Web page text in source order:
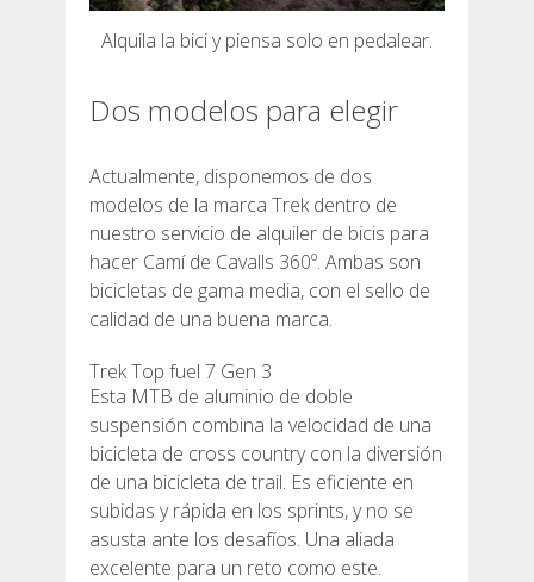
QUIÉNES SOMOS
COMPROMISO AMBIENTAL
PROYECTO DE CONSERVACIÓN
ESTUDIO SOBRE LOS PLÁSTICOS EN EL CAMÍ DE
CAVALLS
RECUPERACIÓN DE TORRENTES
Alquila la bici y piensa solo en pedalear.
Dos modelos para elegir
Actualmente, disponemos de dos
modelos de la marca Trek dentro de
nuestro servicio de alquiler de bicis para
hacer Camí de Cavalls 360º. Ambas son
bicicletas de gama media, con el sello de
calidad de una buena marca.
Trek Top fuel 7 Gen 3
Esta MTB de aluminio de doble
suspensión combina la velocidad de una
bicicleta de cross country con la diversión
de una bicicleta de trail. Es eficiente en
subidas y rápida en los sprints, y no se
asusta ante los desafíos. Una aliada
excelente para un reto como este.